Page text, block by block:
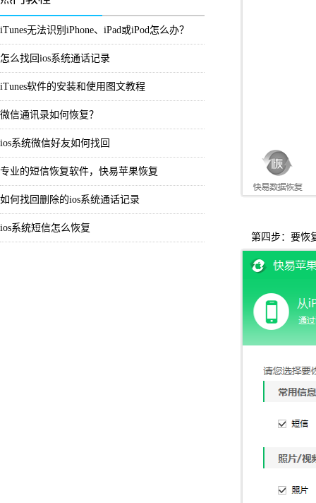
iTunes无法识别iPhone、iPad或iPod怎么办？
怎么找回ios系统通话记录
iTunes软件的安装和使用图文教程
微信通讯录如何恢复？
ios系统微信好友如何找回
专业的短信恢复软件，快易苹果恢复
如何找回删除的ios系统通话记录
ios系统短信怎么恢复
第四步：要恢